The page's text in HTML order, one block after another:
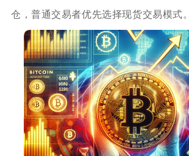
仓，普通交易者优先选择现货交易模式。